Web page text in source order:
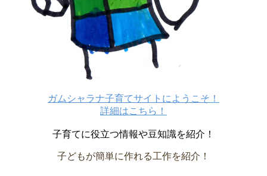
ガムシャラナ子育てサイトにようこそ！
詳細はこちら！
子育てに役立つ情報や豆知識を紹介！
子どもが簡単に作れる工作を紹介！